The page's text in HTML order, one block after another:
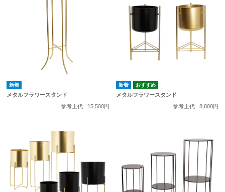
メタルフラワースタンド
参考上代
15,500円
メタルフラワースタンド
参考上代
8,800円